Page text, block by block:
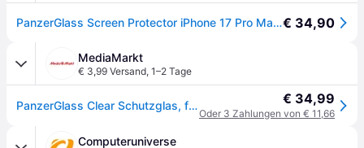
PanzerGlass Screen Protector iPhone 17 Pro Max | Ultra-Wide Fit w. EasyAligner€ 34,90
MediaMarkt
€ 3,99 Versand, 1–2 Tage
PanzerGlass Clear Schutzglas, für Apple iPhone 17 Pro Max - Transparent € 34,99
Oder 3 Zahlungen von € 11,66
Computeruniverse